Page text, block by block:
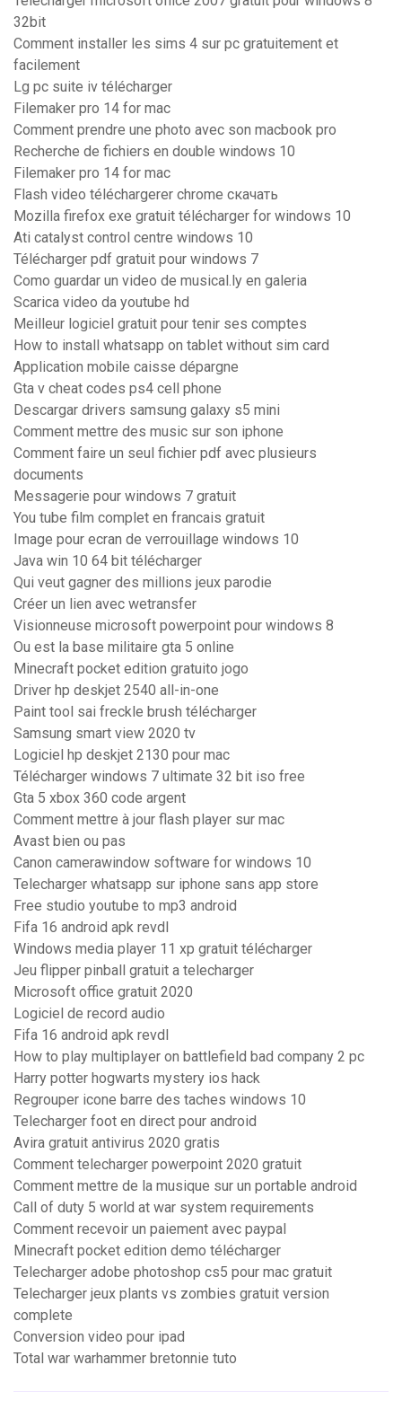
32bit
Comment installer les sims 4 sur pc gratuitement et
facilement
Lg pc suite iv télécharger
Filemaker pro 14 for mac
Comment prendre une photo avec son macbook pro
Recherche de fichiers en double windows 10
Filemaker pro 14 for mac
Flash video téléchargerer chrome скачать
Mozilla firefox exe gratuit télécharger for windows 10
Ati catalyst control centre windows 10
Télécharger pdf gratuit pour windows 7
Como guardar un video de musical.ly en galeria
Scarica video da youtube hd
Meilleur logiciel gratuit pour tenir ses comptes
How to install whatsapp on tablet without sim card
Application mobile caisse dépargne
Gta v cheat codes ps4 cell phone
Descargar drivers samsung galaxy s5 mini
Comment mettre des music sur son iphone
Comment faire un seul fichier pdf avec plusieurs
documents
Messagerie pour windows 7 gratuit
You tube film complet en francais gratuit
Image pour ecran de verrouillage windows 10
Java win 10 64 bit télécharger
Qui veut gagner des millions jeux parodie
Créer un lien avec wetransfer
Visionneuse microsoft powerpoint pour windows 8
Ou est la base militaire gta 5 online
Minecraft pocket edition gratuito jogo
Driver hp deskjet 2540 all-in-one
Paint tool sai freckle brush télécharger
Samsung smart view 2020 tv
Logiciel hp deskjet 2130 pour mac
Télécharger windows 7 ultimate 32 bit iso free
Gta 5 xbox 360 code argent
Comment mettre à jour flash player sur mac
Avast bien ou pas
Canon camerawindow software for windows 10
Telecharger whatsapp sur iphone sans app store
Free studio youtube to mp3 android
Fifa 16 android apk revdl
Windows media player 11 xp gratuit télécharger
Jeu flipper pinball gratuit a telecharger
Microsoft office gratuit 2020
Logiciel de record audio
Fifa 16 android apk revdl
How to play multiplayer on battlefield bad company 2 pc
Harry potter hogwarts mystery ios hack
Regrouper icone barre des taches windows 10
Telecharger foot en direct pour android
Avira gratuit antivirus 2020 gratis
Comment telecharger powerpoint 2020 gratuit
Comment mettre de la musique sur un portable android
Call of duty 5 world at war system requirements
Comment recevoir un paiement avec paypal
Minecraft pocket edition demo télécharger
Telecharger adobe photoshop cs5 pour mac gratuit
Telecharger jeux plants vs zombies gratuit version
complete
Conversion video pour ipad
Total war warhammer bretonnie tuto